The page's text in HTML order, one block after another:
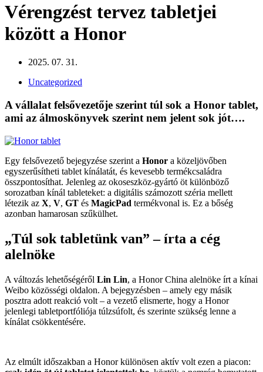
Vérengzést tervez tabletjei
között a Honor
2025. 07. 31.
Uncategorized
A vállalat felsővezetője szerint túl sok a Honor tablet,
ami az álmoskönyvek szerint nem jelent sok jót….
Egy felsővezető bejegyzése szerint a Honor a közeljövőben
egyszerűsítheti tablet kínálatát, és kevesebb termékcsaládra
összpontosíthat. Jelenleg az okoseszköz-gyártó öt különböző
sorozatban kínál tableteket: a digitális számozott széria mellett
létezik az X, V, GT és MagicPad termékvonal is. Ez a bőség
azonban hamarosan szűkülhet.
„Túl sok tabletünk van” – írta a cég
alelnöke
A változás lehetőségéről Lin Lin, a Honor China alelnöke írt a kínai
Weibo közösségi oldalon. A bejegyzésben – amely egy másik
posztra adott reakció volt – a vezető elismerte, hogy a Honor
jelenlegi tabletportfóliója túlzsúfolt, és szerinte szükség lenne a
kínálat csökkentésére.
Az elmúlt időszakban a Honor különösen aktív volt ezen a piacon: